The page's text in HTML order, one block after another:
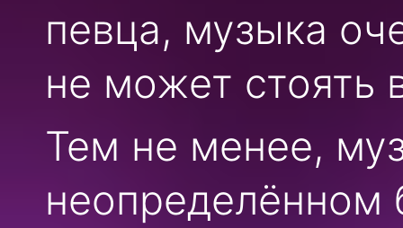
певца, музыка
не может стоять
Тем не менее,
неопределённом